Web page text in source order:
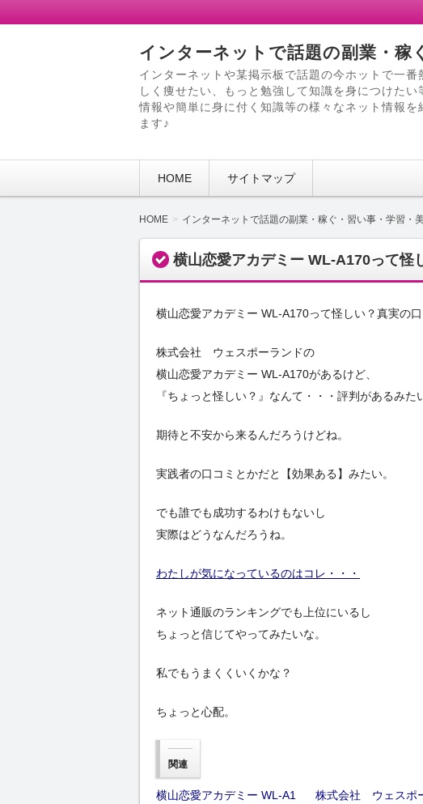
インターネットで話題の副業・稼
インターネットや某掲示板で話題の今ホットで一
しく痩せたい、もっと勉強して知識を身につけた
情報や簡単に身に付く知識等の様々なネット情報
ます♪
HOME サイトマップ
HOME インターネットで話題の副業・稼ぐ・習い事・学習・
横山恋愛アカデミー WL-A170って怪
横山恋愛アカデミー WL-A170って怪しい？真実の口
株式会社 ウェスポーランドの
横山恋愛アカデミー WL-A170があるけど、
『ちょっと怪しい？』なんて・・・評判があるみた
期待と不安から来るんだろうけどね。
実践者の口コミとかだと【効果ある】みたい。
でも誰でも成功するわけもないし
実際はどうなんだろうね。
わたしが気になっているのはコレ・・・
ネット通販のランキングでも上位にいるし
ちょっと信じてやってみたいな。
私でもうまくくいくかな？
ちょっと心配。
関連
横山恋愛アカデミー WL-A1
株式会社 ウェスポ